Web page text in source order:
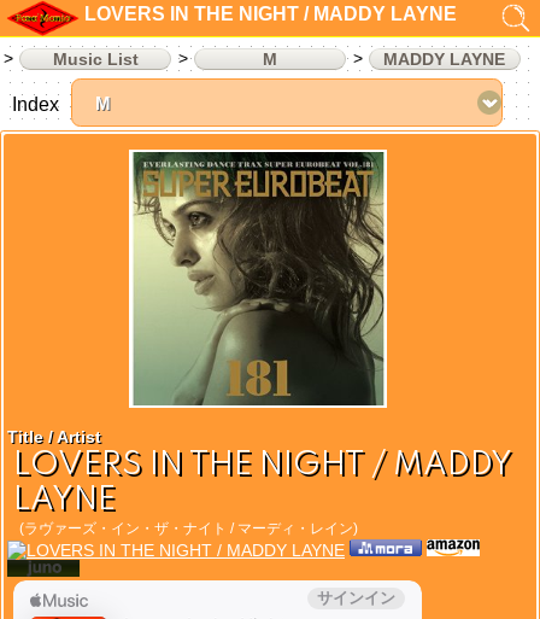
LOVERS IN THE NIGHT / MADDY LAYNE
Music List M MADDY LAYNE
Title / Artist
LOVERS IN THE NIGHT / MADDY
LAYNE
(ラヴァーズ・イン・ザ・ナイト / マーディ・レイン)
Index